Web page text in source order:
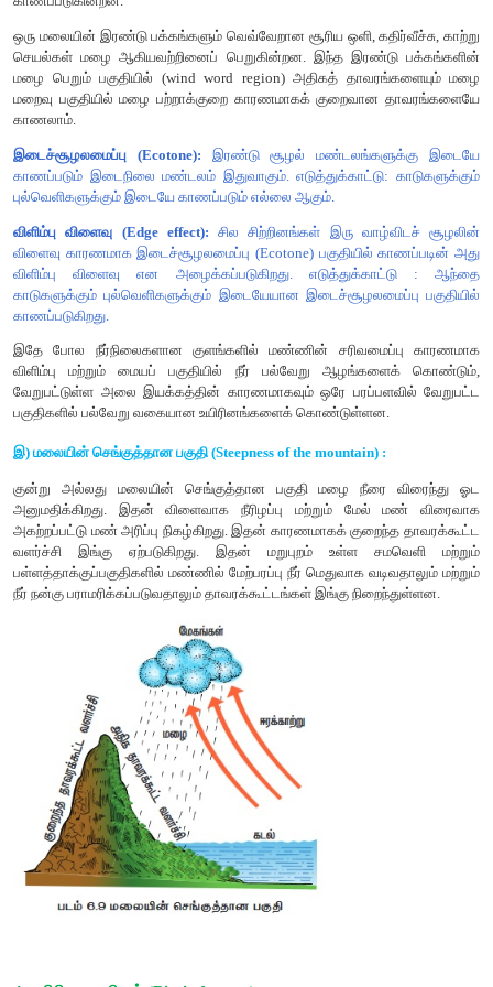
மண்ணின் நெடுக்கு வெட்டு விவரம் (Soil Profile):
மண் பொதுவாக வெவ்வேறு அடுக்குற்ற மண்டலங்களாக,
பண்புகளின் அடிப்படையில் வேறுபடுகின்றன.
ஒன்றாக அடுக்கப்பட்ட மண்ணின் பகுதியே மண்ணின் நெடுக்க
என அழைக்கப்படுகிறது.
மண் துகள்களின் வகைகள்
மண் துகள்களின் ஓப்பீட்டளவில் நான்கு வகையான மண்
காணப்படுகின்றன.
பசலைமண் சாகுபடிக்கு ஏற்ற மண் வகையாகும். இது 70%
களிமண் அல்லது வண்டல் மண் அல்லது இரண்டும்